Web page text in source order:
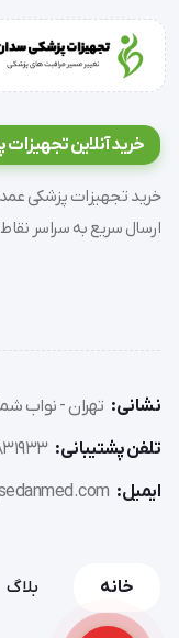
شده است.
ایمن بر روی
خاصی از
خرید آنلاین
ارسال سریع به سراسر نقاط
نشانی: تهران - نواب
تلفن پشتیبانی:
ایمیل:
خانه بلاگ